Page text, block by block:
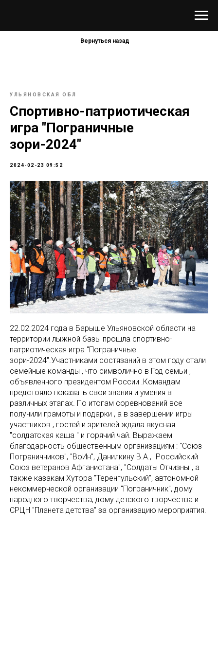
Вернуться назад
УЛЬЯНОВСКАЯ ОБЛ
Спортивно-патриотическая
игра "Пограничные
зори-2024"
2024-02-23 09:52
22.02.2024 года в Барыше Ульяновской области на
территории лыжной базы прошла спортивно-
патриотическая игра "Пограничные
зори-2024".Участниками состязаний в этом году стали
семейные команды , что символично в Год семьи ,
объявленного президентом России .Командам
предстояло показать свои знания и умения в
различных этапах. По итогам соревнований все
получили грамоты и подарки , а в завершении игры
участников , гостей и зрителей ждала вкусная
"солдатская каша " и горячий чай. Выражаем
благодарность общественным организациям : "Союз
Пограничников", "ВоИн", Данилкину В.А., "Российский
Союз ветеранов Афганистана", "Солдаты Отчизны", а
также казакам Хутора "Теренгульский", автономной
некоммерческой организации "Пограничник", дому
народного творчества, дому детского творчества и
СРЦН "Планета детства" за организацию мероприятия.